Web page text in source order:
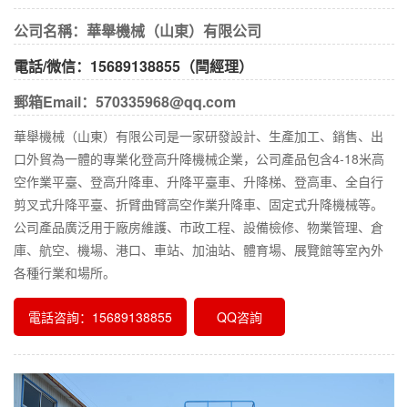
公司名稱：華舉機械（山東）有限公司
電話/微信：15689138855（閆經理）
郵箱Email：570335968@qq.com
華舉機械（山東）有限公司是一家研發設計、生產加工、銷售、出
口外貿為一體的專業化登高升降機械企業，公司產品包含4-18米高
空作業平臺、登高升降車、升降平臺車、升降梯、登高車、全自行
剪叉式升降平臺、折臂曲臂高空作業升降車、固定式升降機械等。
公司產品廣泛用于廠房維護、市政工程、設備檢修、物業管理、倉
庫、航空、機場、港口、車站、加油站、體育場、展覽館等室內外
各種行業和場所。
電話咨詢：15689138855 QQ咨詢